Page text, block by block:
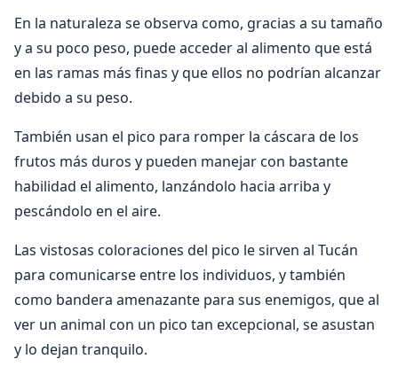
En la naturaleza se observa como, gracias a su tamaño
y a su poco peso, puede acceder al alimento que está
en las ramas más finas y que ellos no podrían alcanzar
debido a su peso.
También usan el pico para romper la cáscara de los
frutos más duros y pueden manejar con bastante
habilidad el alimento, lanzándolo hacia arriba y
pescándolo en el aire.
Las vistosas coloraciones del pico le sirven al Tucán
para comunicarse entre los individuos, y también
como bandera amenazante para sus enemigos, que al
ver un animal con un pico tan excepcional, se asustan
y lo dejan tranquilo.